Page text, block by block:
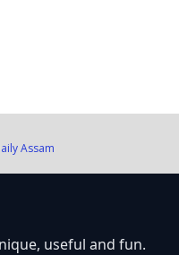
Assam
useful and fun.